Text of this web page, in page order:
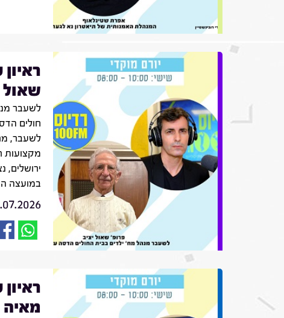
שאול
לשעבר
חולים
לשעבר,
מקצועות
ירושלים,
במועצה
מאיה